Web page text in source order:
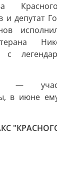
и депутат
—
в июне